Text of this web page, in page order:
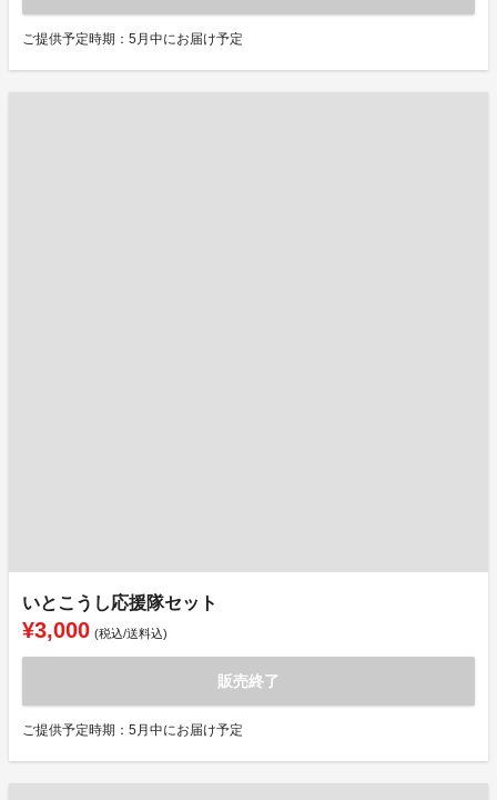
ご提供予定時期：5月中にお届け予定
いとこうし応援隊セット
¥3,000 (税込/送料込)
販売終了
ご提供予定時期：5月中にお届け予定